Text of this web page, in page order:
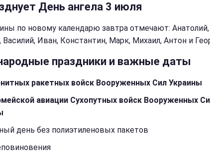
День ангела 3 июля
по новому календарю завтра отмечают: Анатолий,
Василий, Иван, Константин, Марк, Михаил, Антон и
праздники и важные даты
ракетных войск Вооруженных Сил Украины
авиации Сухопутных войск Вооруженных
день без полиэтиленовых пакетов